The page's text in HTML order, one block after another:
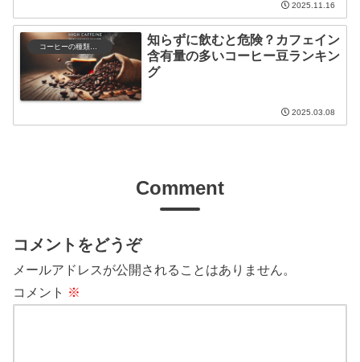
2025.11.16
コーヒーの種類と特徴
知らずに飲むと危険？カフェイン
含有量の多いコーヒー豆ランキン
グ
2025.03.08
Comment
コメントをどうぞ
メールアドレスが公開されることはありません。
コメント ※